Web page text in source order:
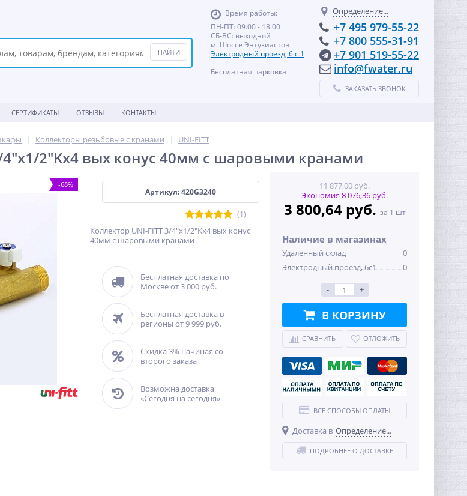
Время работы:
ПН-ПТ: 09.00 - 18.00
СБ-ВС: выходной
м. Шоссе Энтузиастов
Электродный проезд, 6 с 1
Бесплатная парковка
Определение...
+7 495 979-55-22
+7 800 555-31-91
+7 901 519-55-22
info@fwater.ru
ЗАКАЗАТЬ ЗВОНОК
СЕРТИФИКАТЫ ОТЗЫВЫ КОНТАКТЫ
Коллекторы резьбовые с кранами UNI-FITT
4"х1/2"Kх4 вых конус 40мм с шаровыми кранами
-68%
Артикул: 420G3240
(1)
Коллектор UNI-FITT 3/4"х1/2"Kх4 вых конус
40мм с шаровыми кранами
Бесплатная доставка по
Москве от 3 000 руб.
Бесплатная доставка в
регионы от 9 999 руб.
Скидка 3% начиная со
второго заказа
Возможна доставка
«Сегодня на сегодня»
11 877,00 руб.
Экономия 8 076,36 руб.
3 800,64 руб. за 1 шт
Наличие в магазинах
Удаленный склад
0
Электродный проезд, 6с1
0
- +
В КОРЗИНУ
СРАВНИТЬ ОТЛОЖИТЬ
ВСЕ СПОСОБЫ ОПЛАТЫ
Доставка в Определение...
ПОДРОБНЕЕ О ДОСТАВКЕ